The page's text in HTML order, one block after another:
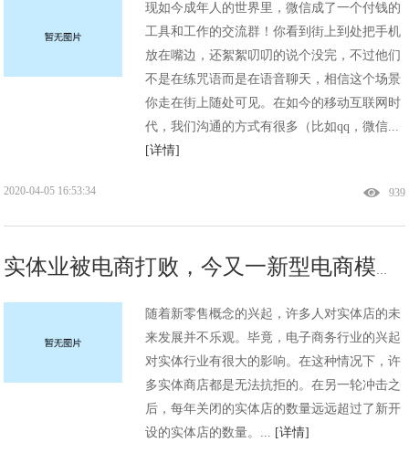
现如今成年人的世界里，微信成了一个付钱的
工具和工作的交流群！你看到街上到处把手机
放在嘴边，还絮絮叨叨的说个没完，不过他们
不是在练咒语而是在语音聊天，相信这个场景
你走在街上随处可见。在如今的移动互联网时
代，我们沟通的方式有很多（比如qq，微信...
[详情]
939
2020-04-05 16:53:34
随着新零售概念的兴起，许多人对实体店的未
来发展并不乐观。毕竟，电子商务行业的兴起
对实体行业有很大的影响。在这种情况下，许
多实体商店都是无法抗拒的。在另一轮冲击之
后，每年关闭的实体店的数量远远超过了新开
设的实体店的数量。... [详情]